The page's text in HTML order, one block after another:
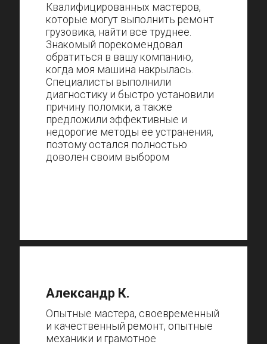
Квалифицированных мастеров,
которые могут выполнить ремонт
грузовика, найти все труднее.
Знакомый порекомендовал
обратиться в вашу компанию,
когда моя машина накрылась.
Специалисты выполнили
диагностику и быстро установили
причину поломки, а также
предложили эффективные и
недорогие методы ее устранения,
поэтому остался полностью
доволен своим выбором
Александр К.
Опытные мастера, своевременный
и качественный ремонт, опытные
механики и грамотное